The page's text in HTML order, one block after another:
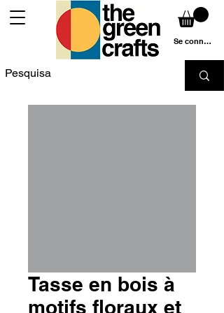
Se connecter
Tasse en bois à
motifs floraux et